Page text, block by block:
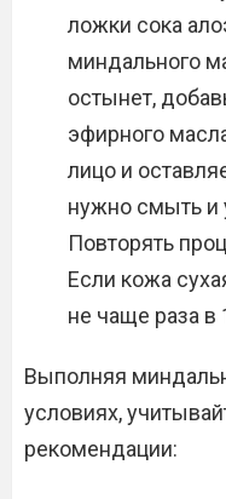
ложки сока
миндального
остынет,
эфирного
лицо и
нужно смыть и
Повторять
Если кожа
не чаще раза в
Выполняя
условиях,
рекомендации: